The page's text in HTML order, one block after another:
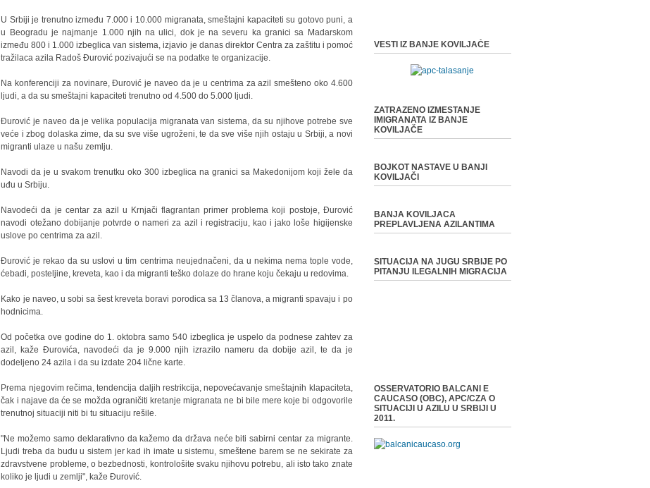
U Srbiji je trenutno između 7.000 i 10.000 migranata, smeštajni kapaciteti su gotovo puni, a
u Beogradu je najmanje 1.000 njih na ulici, dok je na severu ka granici sa Madarskom
između 800 i 1.000 izbeglica van sistema, izjavio je danas direktor Centra za zaštitu i pomoć
tražilaca azila Radoš Đurović pozivajući se na podatke te organizacije.
Na konferenciji za novinare, Đurović je naveo da je u centrima za azil smešteno oko 4.600
ljudi, a da su smeštajni kapaciteti trenutno od 4.500 do 5.000 ljudi.
Đurović je naveo da je velika populacija migranata van sistema, da su njihove potrebe sve
veće i zbog dolaska zime, da su sve više ugroženi, te da sve više njih ostaju u Srbiji, a novi
migranti ulaze u našu zemlju.
Navodi da je u svakom trenutku oko 300 izbeglica na granici sa Makedonijom koji žele da
uđu u Srbiju.
Navodeći da je centar za azil u Krnjači flagrantan primer problema koji postoje, Đurović
navodi otežano dobijanje potvrde o nameri za azil i registraciju, kao i jako loše higijenske
uslove po centrima za azil.
Đurović je rekao da su uslovi u tim centrima neujednačeni, da u nekima nema tople vode,
ćebadi, posteljine, kreveta, kao i da migranti teško dolaze do hrane koju čekaju u redovima.
Kako je naveo, u sobi sa šest kreveta boravi porodica sa 13 članova, a migranti spavaju i po
hodnicima.
Od početka ove godine do 1. oktobra samo 540 izbeglica je uspelo da podnese zahtev za
azil, kaže Đurovića, navodeći da je 9.000 njih izrazilo nameru da dobije azil, te da je
dodeljeno 24 azila i da su izdate 204 lične karte.
Prema njegovim rečima, tendencija daljih restrikcija, nepovećavanje smeštajnih klapaciteta,
čak i najave da će se možda ograničiti kretanje migranata ne bi bile mere koje bi odgovorile
trenutnoj situaciji niti bi tu situaciju rešile.
"Ne možemo samo deklarativno da kažemo da država neće biti sabirni centar za migrante.
Ljudi treba da budu u sistem jer kad ih imate u sistemu, smeštene barem se ne sekirate za
zdravstvene probleme, o bezbednosti, kontrološite svaku njihovu potrebu, ali isto tako znate
koliko je ljudi u zemlji", kaže Đurović.
VESTI IZ BANJE KOVILJAČE
ZATRAZENO IZMESTANJE
IMIGRANATA IZ BANJE
KOVILJAČE
BOJKOT NASTAVE U BANJI
KOVILJAČI
BANJA KOVILJACA
PREPLAVLJENA AZILANTIMA
SITUACIJA NA JUGU SRBIJE PO
PITANJU ILEGALNIH MIGRACIJA
OSSERVATORIO BALCANI E
CAUCASO (OBC), APC/CZA O
SITUACIJI U AZILU U SRBIJI U
2011.